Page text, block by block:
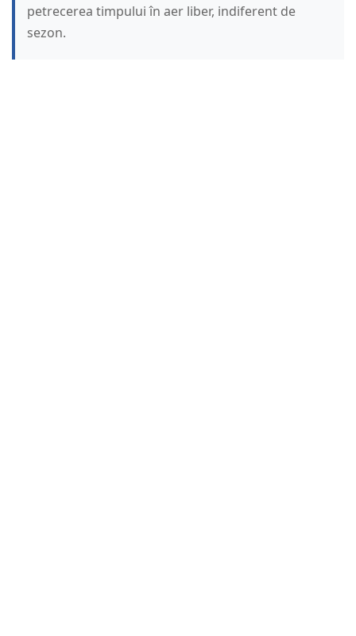
petrecerea timpului în aer liber, indiferent de
sezon.